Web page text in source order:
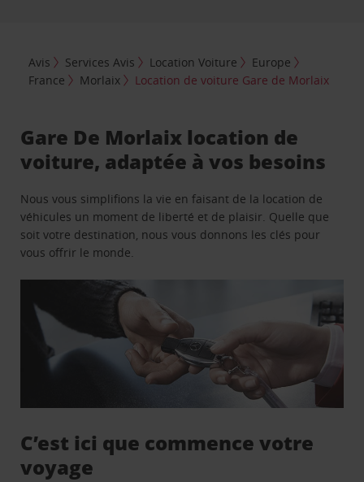
Avis Services Avis Location Voiture
Europe
France
Morlaix Location de voiture Gare de Morlaix
Gare De Morlaix location de
voiture, adaptée à vos besoins
Nous vous simplifions la vie en faisant de la location de
véhicules un moment de liberté et de plaisir. Quelle que
soit votre destination, nous vous donnons les clés pour
vous offrir le monde.
C’est ici que commence votre
voyage